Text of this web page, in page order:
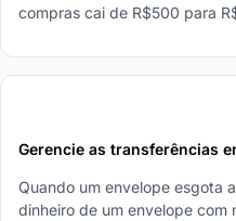
compras cai de R$500 para
Gerencie as transferências
Quando um envelope esgota
dinheiro de um envelope com